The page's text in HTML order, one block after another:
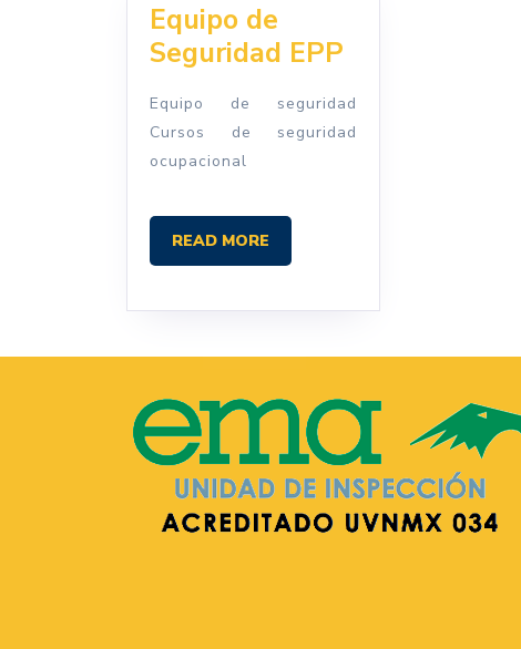
Equipo de
Seguridad EPP
Seguridad
Equipo de seguridad
Cursos de seguridad
ocupacional
READ MORE
MORE